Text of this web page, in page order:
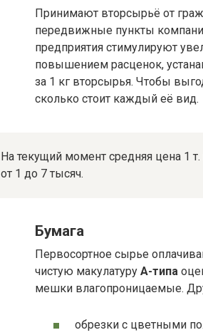
Принимают вторсырьё от
передвижные пункты
предприятия стимулируют
повышением расценок,
за 1 кг вторсырья. Чтобы
сколько стоит каждый её вид.
На текущий момент средняя цена 1
от 1 до 7 тысяч.
Бумага
Первосортное сырье
чистую макулатуру А-типа
мешки влагопроницаемые.
обрезки с цветными